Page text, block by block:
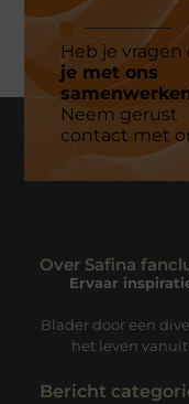
Heb je vragen
je met ons
Neem gerust
contact met
Over Safina
Ervaar
Blader door een
het leven
Bericht